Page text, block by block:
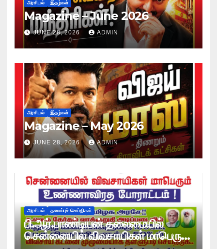
அரசியல் இதழ்கள்
Magazine – June 2026
JUNE 28, 2026 ADMIN
அரசியல் இதழ்கள்
Magazine – May 2026
JUNE 28, 2026 ADMIN
அரசியல் தலைப்புச் செய்திகள்
பி.ஆர்.பாண்டியன் தலைமையில்
சென்னையில் விவசாயிகள் மாபெரும்